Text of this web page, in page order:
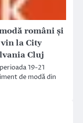
români și
la City
Cluj
19-21
de modă din